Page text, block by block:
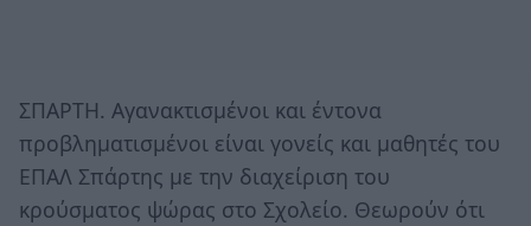
ΣΠΑΡΤΗ. Aγανακτισμένοι και έντονα
προβληματισμένοι είναι γονείς και μαθητές του
ΕΠΑΛ Σπάρτης με την διαχείριση του
κρούσματος ψώρας στο Σχολείο. Θεωρούν ότι